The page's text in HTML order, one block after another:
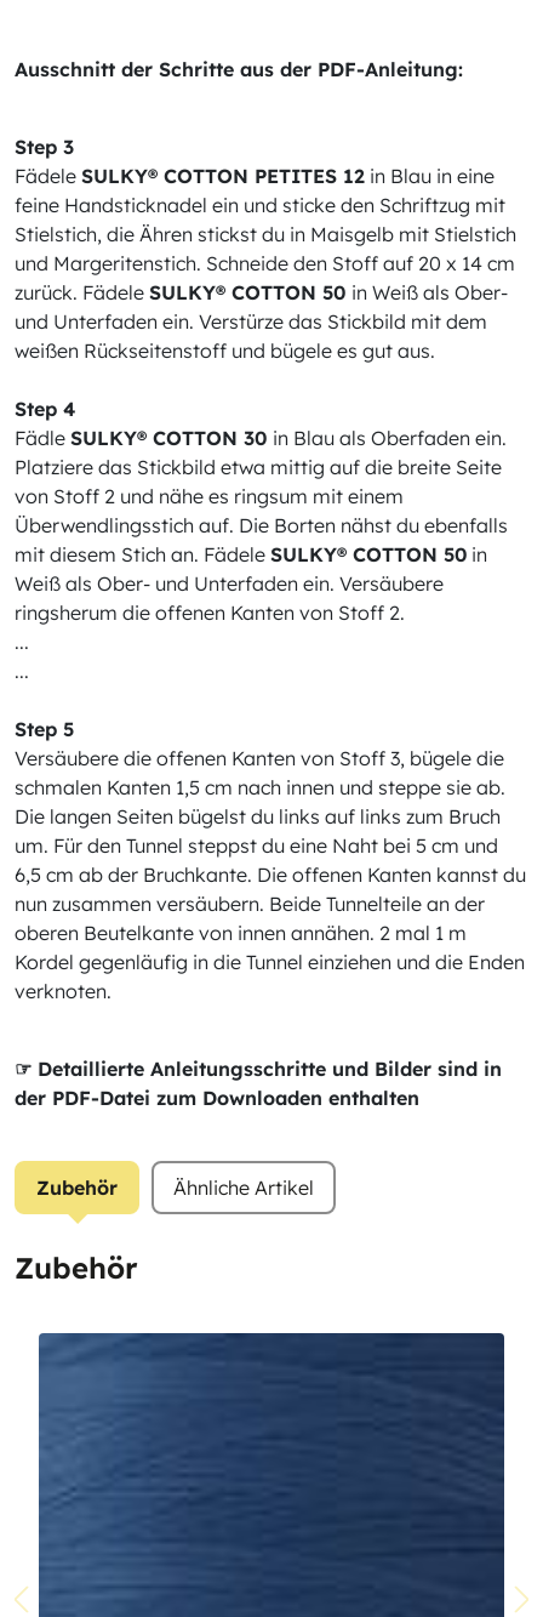
Ausschnitt der Schritte aus der PDF-Anleitung:
Step 3
Fädele SULKY® COTTON PETITES 12 in Blau in eine
feine Handsticknadel ein und sticke den Schriftzug mit
Stielstich, die Ähren stickst du in Maisgelb mit Stielstich
und Margeritenstich. Schneide den Stoff auf 20 x 14 cm
zurück. Fädele SULKY® COTTON 50 in Weiß als Ober-
und Unterfaden ein. Verstürze das Stickbild mit dem
weißen Rückseitenstoff und bügele es gut aus.
Step 4
Fädle SULKY® COTTON 30 in Blau als Oberfaden ein.
Platziere das Stickbild etwa mittig auf die breite Seite
von Stoff 2 und nähe es ringsum mit einem
Überwendlingsstich auf. Die Borten nähst du ebenfalls
mit diesem Stich an. Fädele SULKY® COTTON 50 in
Weiß als Ober- und Unterfaden ein. Versäubere
ringsherum die offenen Kanten von Stoff 2.
...
...
Step 5
Versäubere die offenen Kanten von Stoff 3, bügele die
schmalen Kanten 1,5 cm nach innen und steppe sie ab.
Die langen Seiten bügelst du links auf links zum Bruch
um. Für den Tunnel steppst du eine Naht bei 5 cm und
6,5 cm ab der Bruchkante. Die offenen Kanten kannst du
nun zusammen versäubern. Beide Tunnelteile an der
oberen Beutelkante von innen annähen. 2 mal 1 m
Kordel gegenläufig in die Tunnel einziehen und die Enden
verknoten.
☞ Detaillierte Anleitungsschritte und Bilder sind in
der PDF-Datei zum Downloaden enthalten
Zubehör Ähnliche Artikel
Zubehör